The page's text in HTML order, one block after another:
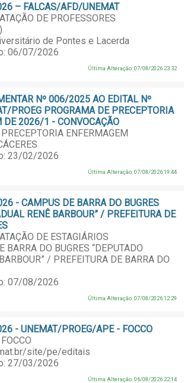
– FALCAS/AFD/UNEMAT
DE PROFESSORES
de Pontes e Lacerda
06/07/2026
Última Alteração: 07/08/2026 23:32
Nº 006/2025 AO EDITAL Nº
PROEG PROGRAMA DE PRECEPTORIA
DE 2026/1 - CONVOCAÇÃO
ENFERMAGEM
23/02/2026
Última Alteração: 07/08/2026 19:44
- CAMPUS DE BARRA DO BUGRES
RENÊ BARBOUR” / PREFEITURA DE
DE ESTAGIÁRIOS
BARRA DO BUGRES “DEPUTADO
/ PREFEITURA DE BARRA DO
07/08/2026
Última Alteração: 07/08/2026 12:29
- UNEMAT/PROEG/APE - FOCCO
site/pe/editais
27/03/2026
Última Alteração: 06/08/2026 22:14